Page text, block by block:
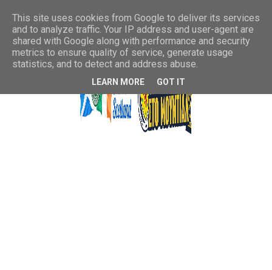
This site uses cookies from Google to deliver its services
and to analyze traffic. Your IP address and user-agent are
shared with Google along with performance and security
metrics to ensure quality of service, generate usage
statistics, and to detect and address abuse.
LEARN MORE GOT IT